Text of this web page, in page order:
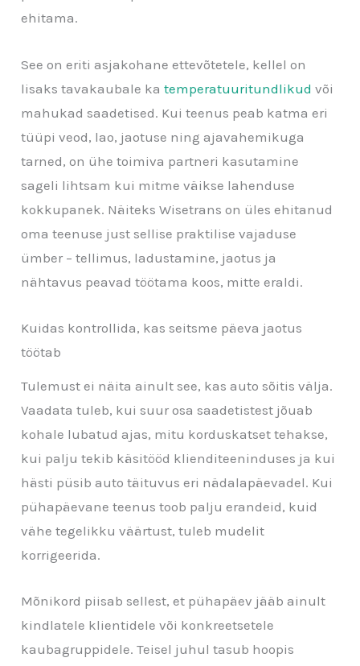
ehitama.
See on eriti asjakohane ettevõtetele, kellel on
lisaks tavakaubale katemperatuuritundlikud või
mahukad saadetised. Kui teenus peab katma eri
tüüpi veod, lao, jaotuse ning ajavahemikuga
tarned, on ühe toimiva partneri kasutamine
sageli lihtsam kui mitme väikse lahenduse
kokkupanek. Näiteks Wisetrans on üles ehitanud
oma teenuse just sellise praktilise vajaduse
ümber – tellimus, ladustamine, jaotus ja
nähtavus peavad töötama koos, mitte eraldi.
Kuidas kontrollida, kas seitsme päeva jaotus
töötab
Tulemust ei näita ainult see, kas auto sõitis välja.
Vaadata tuleb, kui suur osa saadetistest jõuab
kohale lubatud ajas, mitu korduskatset tehakse,
kui palju tekib käsitööd klienditeeninduses ja kui
hästi püsib auto täituvus eri nädalapäevadel. Kui
pühapäevane teenus toob palju erandeid, kuid
vähe tegelikku väärtust, tuleb mudelit
korrigeerida.
Mõnikord piisab sellest, et pühapäev jääb ainult
kindlatele klientidele või konkreetsetele
kaubagruppidele. Teisel juhul tasub hoopis